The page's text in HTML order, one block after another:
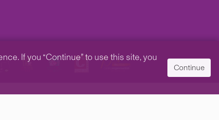
If you “Continue” to use this site, you
Continue